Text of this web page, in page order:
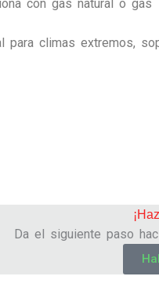
con gas natural o gas
para climas extremos,
Da el siguiente paso